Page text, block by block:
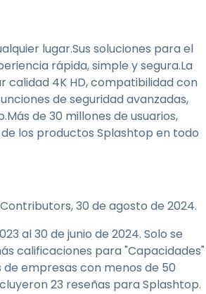
lugar.Sus soluciones para el
rápida, simple y segura.La
4K HD, compatibilidad con
de seguridad avanzadas,
de 30 millones de usuarios,
los productos Splashtop en todo
30 de agosto de 2024.
al 30 de junio de 2024. Solo se
calificaciones para "Capacidades"
empresas con menos de 50
23 reseñas para Splashtop.